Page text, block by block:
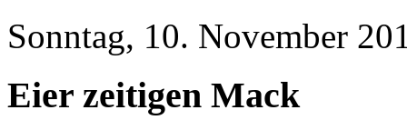
Sonntag, 10. November
Eier zeitigen Mack